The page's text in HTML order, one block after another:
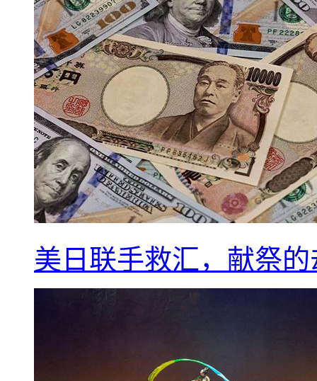
美日联手救汇，献祭